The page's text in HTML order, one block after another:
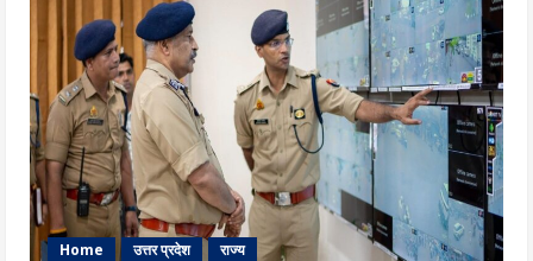
Home उत्तर प्रदेश राज्य